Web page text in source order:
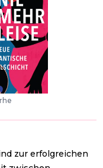
zur erfolgreichen